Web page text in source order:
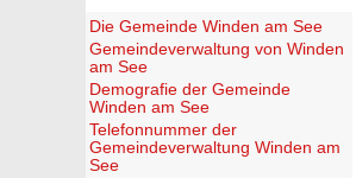
Die Gemeinde Winden am See
Gemeindeverwaltung von Winden
am See
Demografie der Gemeinde
Winden am See
Telefonnummer der
Gemeindeverwaltung Winden am
See